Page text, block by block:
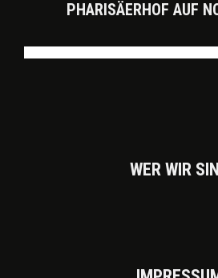
PHARISÄERHOF AUF
WER WIR